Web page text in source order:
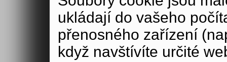
ukládají do vašeho
přenosného zařízení
když navštívíte určité